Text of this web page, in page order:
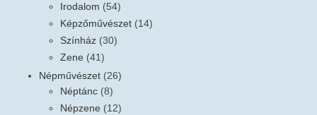
Irodalom (54)
Képzőművészet (14)
Színház (30)
Zene (41)
Népművészet (26)
Néptánc (8)
Népzene (12)